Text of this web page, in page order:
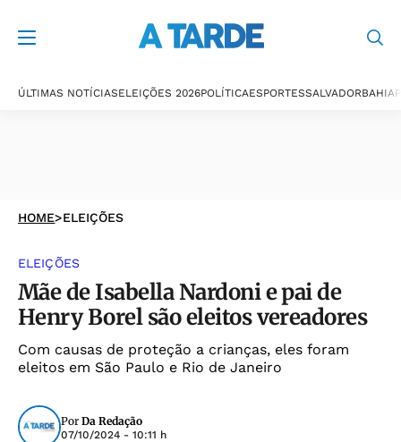
ÚLTIMAS NOTÍCIASELEIÇÕES 2026POLÍTICAESPORTESSALVADORBAHIA
HOME>ELEIÇÕES
ELEIÇÕES
Mãe de Isabella Nardoni e pai de
Henry Borel são eleitos vereadores
Com causas de proteção a crianças, eles foram
eleitos em São Paulo e Rio de Janeiro
Por Da Redação
07/10/2024 - 10:11 h